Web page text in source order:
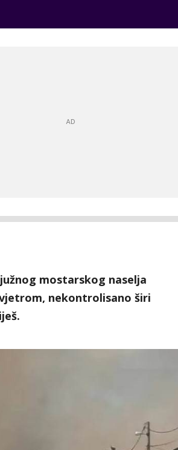
mostarskog naselja
nekontrolisano širi